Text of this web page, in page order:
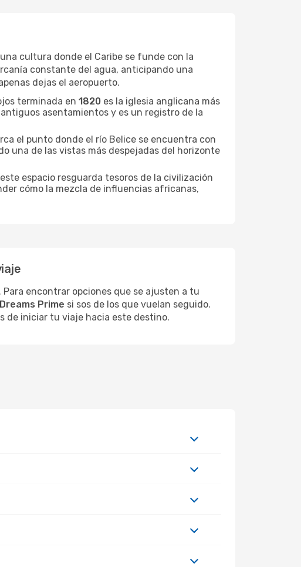
cultura donde el Caribe se funde con la
constante del agua, anticipando una
dejas el aeropuerto.
terminada en 1820 es la iglesia anglicana más
asentamientos y es un registro de la
el punto donde el río Belice se encuentra con
una de las vistas más despejadas del horizonte
espacio resguarda tesoros de la civilización
cómo la mezcla de influencias africanas,
Para encontrar opciones que se ajusten a tu
Prime si sos de los que vuelan seguido.
de iniciar tu viaje hacia este destino.